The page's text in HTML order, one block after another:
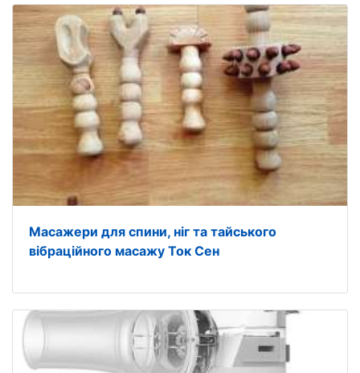
Масажери для спини, ніг та тайського
вібраційного масажу Ток Сен